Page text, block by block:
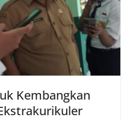
Kembangkan